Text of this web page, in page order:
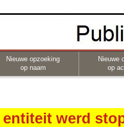
Nieuwe opzoeking
op naam
Nieuwe
op
entiteit werd